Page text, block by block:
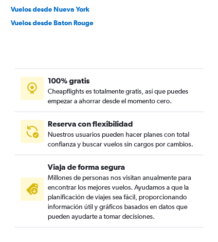
Vuelos desde Nueva York
Vuelos desde Baton Rouge
100% gratis
Cheapflights es totalmente gratis, así que puedes
empezar a ahorrar desde el momento cero.
Reserva con flexibilidad
Nuestros usuarios pueden hacer planes con total
confianza y buscar vuelos sin cargos por cambios.
Viaja de forma segura
Millones de personas nos visitan anualmente para
encontrar los mejores vuelos. Ayudamos a que la
planificación de viajes sea fácil, proporcionando
información útil y gráficos basados en datos que
pueden ayudarte a tomar decisiones.